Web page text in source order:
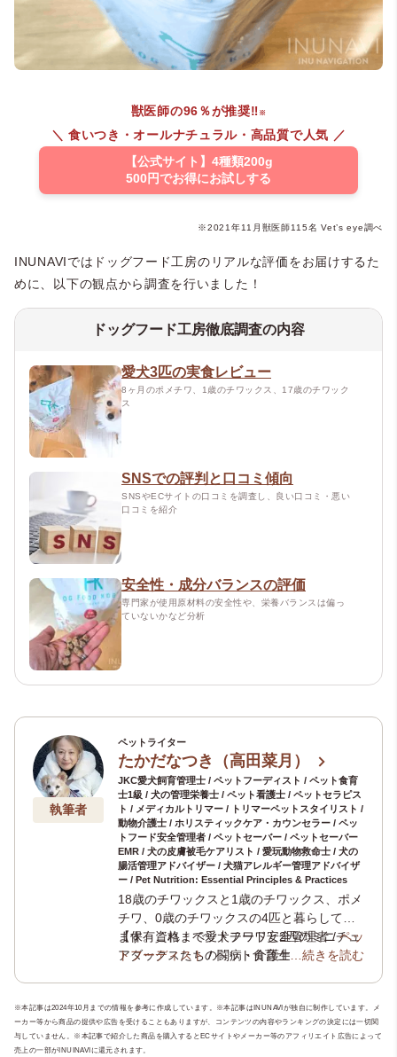
獣医師の96％が推奨‼︎ ※
＼ 食いつき・オールナチュラル・高品質で人気 ／
【公式サイト】4種類200g
500円でお得にお試しする
※2021年11月獣医師115名 Vet’s eye調べ
INUNAVIではドッグフード工房のリアルな評価をお届けするた
めに、以下の観点から調査を行いました！
ドッグフード工房徹底調査の内容
愛犬3匹の実食レビュー
8ヶ月のポメチワ、1歳のチワックス、17歳のチワック
ス
SNSでの評判と口コミ傾向
SNSやECサイトの口コミを調査し、良い口コミ・悪い
口コミを紹介
安全性・成分バランスの評価
専門家が使用原材料の安全性や、栄養バランスは偏っ
ていないかなど分析
執筆者
ペットライター
たかだなつき（高田菜月）
JKC愛犬飼育管理士 / ペットフーディスト / ペット食育
士1級 / 犬の管理栄養士 / ペット看護士 / ペットセラピス
ト / メディカルトリマー / トリマーペットスタイリスト /
動物介護士 / ホリスティックケア・カウンセラー / ペッ
トフード安全管理者 / ペットセーバー / ペットセーバー
EMR / 犬の皮膚被毛ケアリスト / 愛玩動物救命士 / 犬の
腸活管理アドバイザー / 犬猫アレルギー管理アドバイザ
ー / Pet Nutrition: Essential Principles & Practices
18歳のチワックスと1歳のチワックス、ポメ
チワ、0歳のチワックスの4匹と暮らしてい
ます。これまで愛犬チワワと2匹のミニチュ
アダックスたちの闘病・介護生活の経験か
ペット専門ライティングチーム「いぬのこ
とば」や老犬と暮らす飼い主様のためのオ
ンライン相談窓口
【保有資格：ペットフード安全管理者 /ペッ
トフーディスト/ ペット食育士1級 /犬の管
イリスト/動物介護士/ホリスティックケ
ア・カウンセラー
/ JKC愛犬飼育管理士/ ペ
ットセーバー / ペットセーバーEMR / 犬の
…続きを読む
※本記事は2024年10月までの情報を参考に作成しています。※本記事はINUNAVIが独自に制作しています。メ
ーカー等から商品の提供や広告を受けることもありますが、コンテンツの内容やランキングの決定には一切関
与していません。※本記事で紹介した商品を購入するとECサイトやメーカー等のアフィリエイト広告によって
売上の一部がINUINAVIに還元されます。